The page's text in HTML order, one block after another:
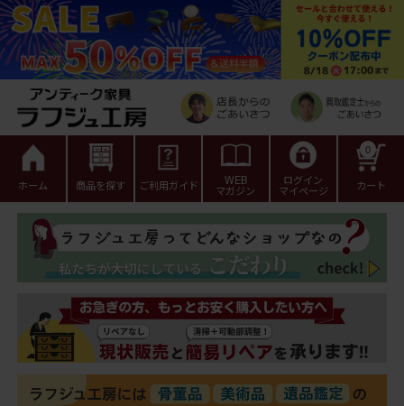
ホーム 商品を探す ご利用ガイド WEB
マガジン
ログイン
マイページ カート
0